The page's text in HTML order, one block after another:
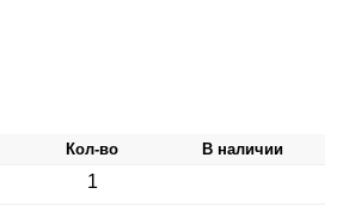
Кол-во В наличии
1